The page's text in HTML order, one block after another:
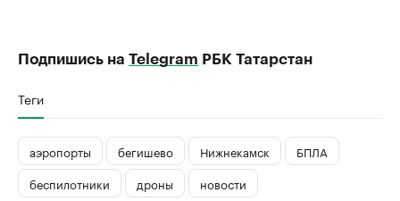
Подпишись на Telegram РБК Татарстан
Теги
аэропорты бегишево Нижнекамск
БПЛА
беспилотники
дроны
новости